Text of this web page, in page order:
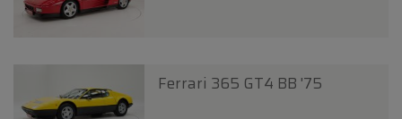
Ferrari 365 GT4 BB '75